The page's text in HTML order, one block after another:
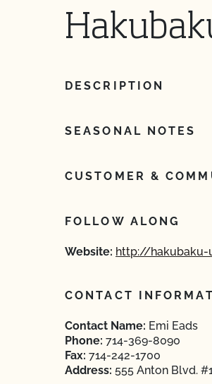
DESCRIPTION
SEASONAL NOTES
CUSTOMER &
FOLLOW ALONG
Website: http://hakubaku-
CONTACT
Contact Name: Emi Eads
Phone: 714-369-8090
Fax: 714-242-1700
Address: 555 Anton Blvd.